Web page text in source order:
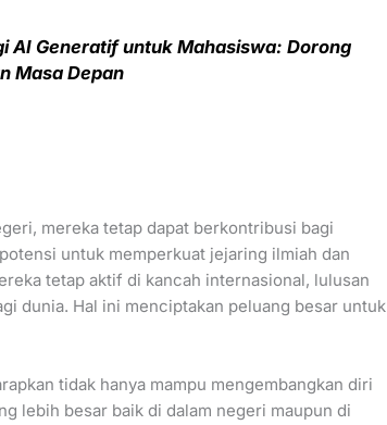
AI Generatif untuk Mahasiswa: Dorong
Masa Depan
mereka tetap dapat berkontribusi bagi
untuk memperkuat jejaring ilmiah dan
tetap aktif di kancah internasional, lulusan
dunia. Hal ini menciptakan peluang besar untuk
tidak hanya mampu mengembangkan diri
lebih besar baik di dalam negeri maupun di